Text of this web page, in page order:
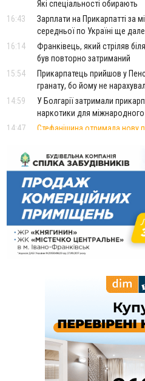
Які спеціальності обирають
16:43
Зарплати на Прикарпатті за
середньої по Україні ще
16:14
Франківець, який стріляв
був повторно затриманий
15:54
Прикарпатець прийшов у
гранату, бо йому не
14:59
У Болгарії затримали
наркотики для
14:47
Стефанішина отримала нову
14:02
«Пілот з Лондона» видурив
майже 64 тисячі гривень
13:13
У четвер на Прикарпатті
13:00
На Снятинщині спіймали
у полі невідому речовину
12:29
У МОЗ змінили підхід до
роботи стаціонарів
12:07
На межі Прикарпаття і
У Франківську та Яремче
Росія вдарила по Харкову
пошкоджено цивільне
Верховний суд повернув
ставками в Івано-
На Каскаді замість веж
дитмайданчиком